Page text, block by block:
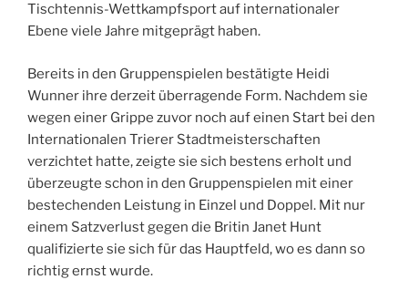
Tischtennis-Wettkampfsport auf internationaler
Ebene viele Jahre mitgeprägt haben.
Bereits in den Gruppenspielen bestätigte Heidi
Wunner ihre derzeit überragende Form. Nachdem sie
wegen einer Grippe zuvor noch auf einen Start bei den
Internationalen Trierer Stadtmeisterschaften
verzichtet hatte, zeigte sie sich bestens erholt und
überzeugte schon in den Gruppenspielen mit einer
bestechenden Leistung in Einzel und Doppel. Mit nur
einem Satzverlust gegen die Britin Janet Hunt
qualifizierte sie sich für das Hauptfeld, wo es dann so
richtig ernst wurde.